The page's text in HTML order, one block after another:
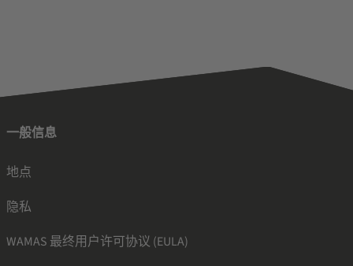
一般信息
地点
隐私
WAMAS 最终用户许可协议 (EULA)